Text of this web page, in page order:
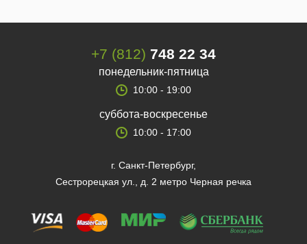
+7 (812) 748 22 34
понедельник-пятница
10:00 - 19:00
суббота-воскресенье
10:00 - 17:00
г. Санкт-Петербург,
Сестрорецкая ул., д. 2 метро Черная речка